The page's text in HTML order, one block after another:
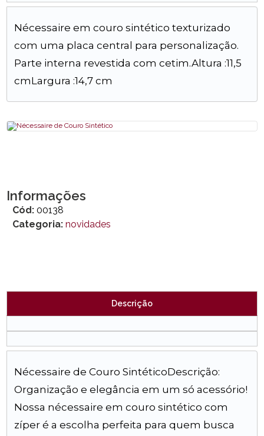
Nécessaire em couro sintético texturizado
com uma placa central para personalização.
Parte interna revestida com cetim.Altura :11,5
cmLargura :14,7 cm
Informações
Cód: 00138
Categoria: novidades
Descrição
Nécessaire de Couro SintéticoDescrição:
Organização e elegância em um só acessório!
Nossa nécessaire em couro sintético com
zíper é a escolha perfeita para quem busca